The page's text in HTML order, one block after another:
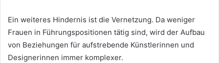
Ein weiteres Hindernis ist die Vernetzung. Da weniger
Frauen in Führungspositionen tätig sind, wird der Aufbau
von Beziehungen für aufstrebende Künstlerinnen und
Designerinnen immer komplexer.